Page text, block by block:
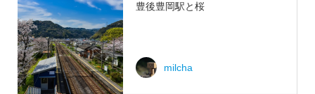
豊後豊岡駅と桜
milcha